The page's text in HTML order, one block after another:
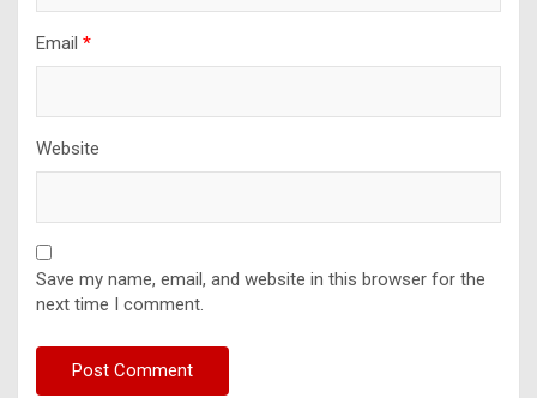
Email *
Website
Save my name, email, and website in this browser for the
next time I comment.